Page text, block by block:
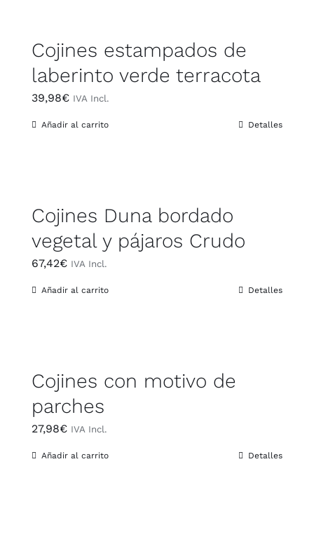
Cojines estampados de
laberinto verde terracota
39,98€ IVA Incl.
Añadir al carrito Detalles
Cojines Duna bordado
vegetal y pájaros Crudo
67,42€ IVA Incl.
Añadir al carrito Detalles
Cojines con motivo de
parches
27,98€ IVA Incl.
Añadir al carrito Detalles